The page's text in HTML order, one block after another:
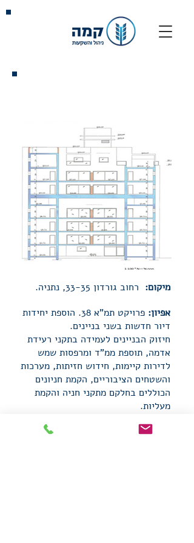
מיקום: רחוב גורדון 33-35, נתניה.
אפיון:
פרויקט תמ"א 38. הוספת יחידות
דיור חדשות בשני בניינים.
חיזוק הבניינים לעמידה בתקני רעידת
אדמה, תוספת ממ”ד ומרפסות שמש
לדירות קיימות, חידוש חזיתות, מערכות
והשטחים הציבוריים, הקמת חניונים
הכוללים בחלקם מתקני חניה והקמת
מעליות.
סטטוס:בשלבי היתר.